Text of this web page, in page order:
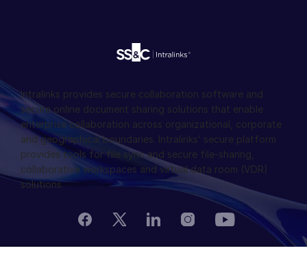
Intralinks provides secure collaboration software and
secure online document sharing solutions that enable
enterprise collaboration across organizational, corporate
and geographical boundaries. Intralinks’ secure platform
provides tools for file sync and secure file-sharing,
collaborative workspaces and virtual data room (VDR)
solutions.